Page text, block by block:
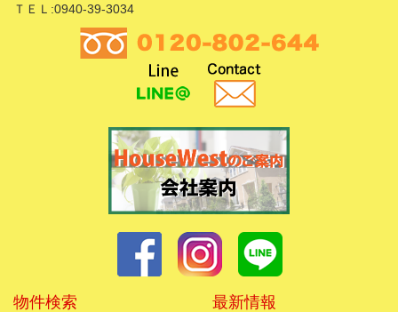
ＴＥＬ:0940-39-3034
物件検索 最新情報